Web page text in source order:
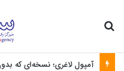
آمپول لاغری؛ نسخه‌ای که